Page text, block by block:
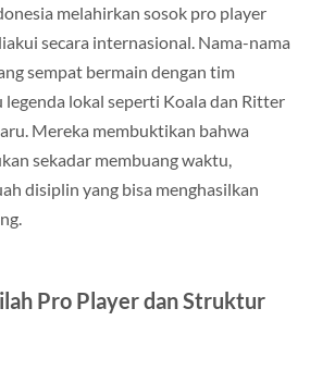
melahirkan sosok pro player
secara internasional. Nama-nama
sempat bermain dengan tim
legenda lokal seperti Koala dan Ritter
Mereka membuktikan bahwa
sekadar membuang waktu,
disiplin yang bisa menghasilkan
Pro Player dan Struktur